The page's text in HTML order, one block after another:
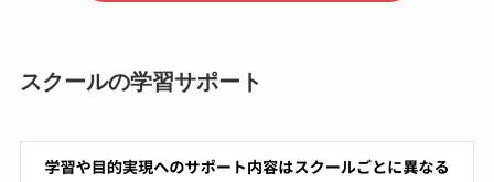
スクールの学習サポート